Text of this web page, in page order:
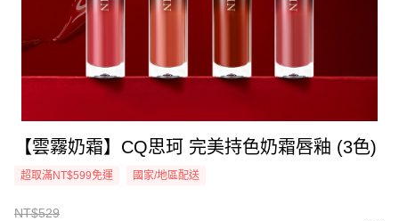
【雲霧奶霜】CQ思珂 完美持色奶霜唇釉 (3色)
超取滿NT$599免運 國家/地區配送
NT$529